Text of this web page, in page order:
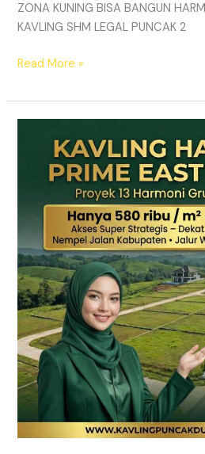
ZONA KUNING BISA BANGUN
KAVLING SHM LEGAL PUNCAK 2
Read More »
MURAH
Puncak
Panduan
Lengkap
&
Legalitas
Jelas